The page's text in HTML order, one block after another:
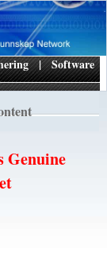
| Software
Genuine